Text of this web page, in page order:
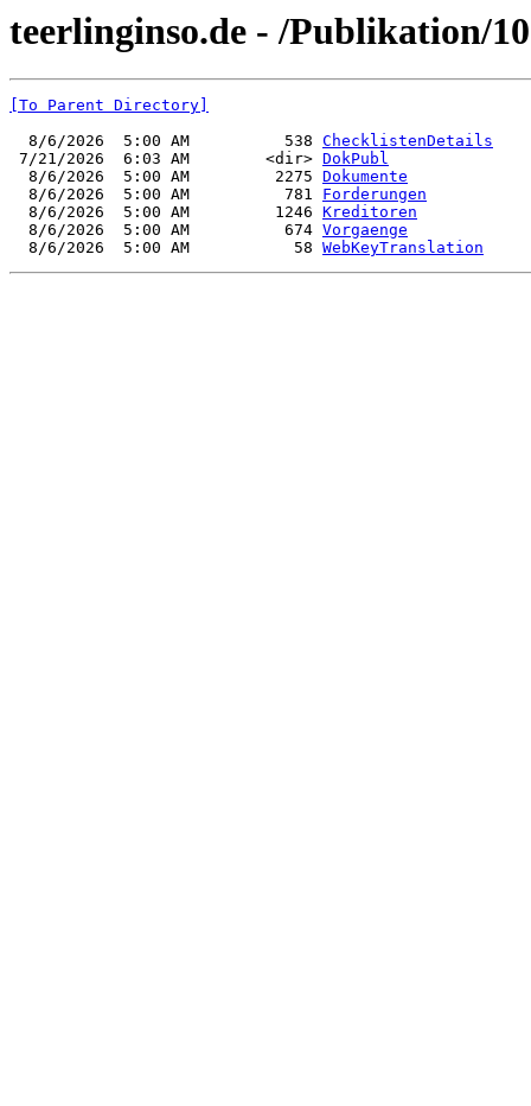
teerlinginso.de - /Publikation/
[To Parent Directory]
  8/6/2026  5:00 AM          538
ChecklistenDetails
7/21/2026  6:03 AM        <dir> DokPubl
  8/6/2026  5:00 AM         2275
Dokumente
  8/6/2026  5:00 AM          781
Forderungen
  8/6/2026  5:00 AM         1246
Kreditoren
  8/6/2026  5:00 AM          674
Vorgaenge
  8/6/2026  5:00 AM           58
WebKeyTranslation